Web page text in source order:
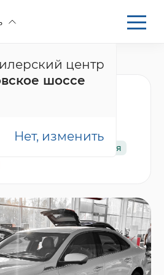
центр
шоссе
Нет, изменить
автомобили Preface, I
Гарантия